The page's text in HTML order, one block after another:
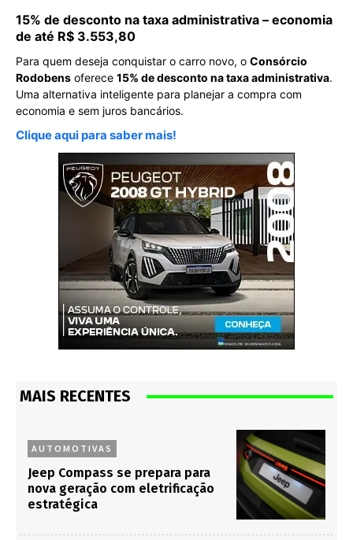
15% de desconto na taxa administrativa – economia
de até R$ 3.553,80
Para quem deseja conquistar o carro novo, o Consórcio
Rodobens oferece 15% de desconto na taxa administrativa.
Uma alternativa inteligente para planejar a compra com
economia e sem juros bancários.
Clique aqui para saber mais!
MAIS RECENTES
AUTOMOTIVAS
Jeep Compass se prepara para
nova geração com eletrificação
estratégica